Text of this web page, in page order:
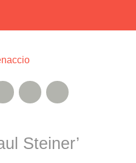
Twitter
Google+
Instagram
Steiner’